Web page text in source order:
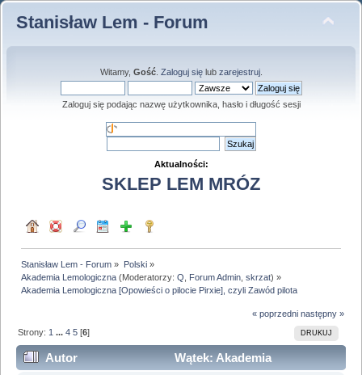
Stanisław Lem - Forum
Witamy, Gość. Zaloguj sięlub zarejestruj.
Zaloguj się podając nazwę użytkownika, hasło i długość sesji
Aktualności:
SKLEP LEM MRÓZ
Stanisław Lem - Forum » Polski»
Akademia Lemologiczna (Moderatorzy:Q Forum Admin ,skrzat) »
Akademia Lemologiczna [Opowieści o pilocie Pirxie], czyli Zawód pilota
« poprzedni następny »
DRUKUJ
Strony: 1 ...4 5 [6]
Autor
Wątek: Akademia